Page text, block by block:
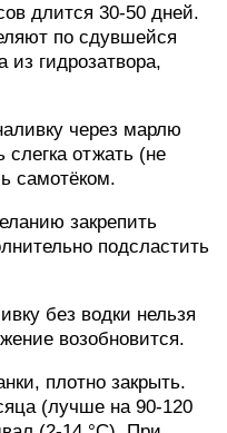
длится 30-50 дней.
по сдувшейся
из гидрозатвора,
через марлю
слегка отжать (не
самотёком.
закрепить
подсластить
без водки нельзя
возобновится.
плотно закрыть.
(лучше на 90-120